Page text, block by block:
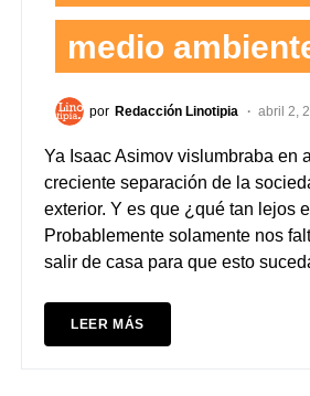
medio
por Redacción Linotipia abril 2,
Ya Isaac Asimov vislumbraba en
creciente separación de la
exterior. Y es que ¿qué tan lejos
Probablemente solamente nos
salir de casa para que esto
LEER MÁS